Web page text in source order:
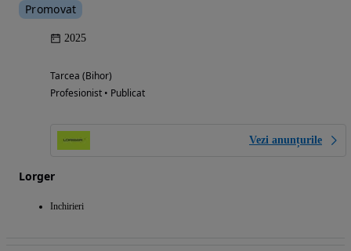
Promovat
2025
Tarcea (Bihor)
Profesionist • Publicat
Vezi anunțurile
Lorger
Inchirieri